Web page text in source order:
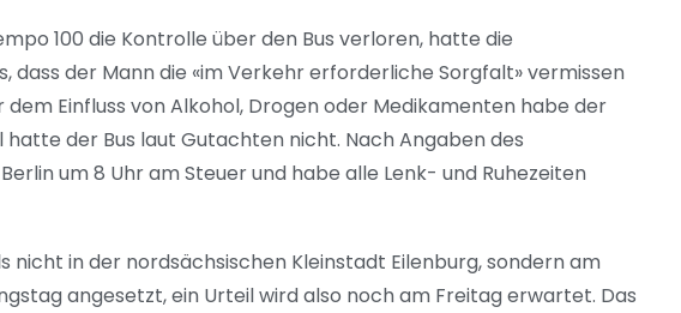
100 die Kontrolle über den Bus verloren, hatte die
der Mann die «im Verkehr erforderliche Sorgfalt» vermissen
Einfluss von Alkohol, Drogen oder Medikamenten habe der
der Bus laut Gutachten nicht. Nach Angaben des
um 8 Uhr am Steuer und habe alle Lenk- und Ruhezeiten
nicht in der nordsächsischen Kleinstadt Eilenburg, sondern am
angesetzt, ein Urteil wird also noch am Freitag erwartet. Das